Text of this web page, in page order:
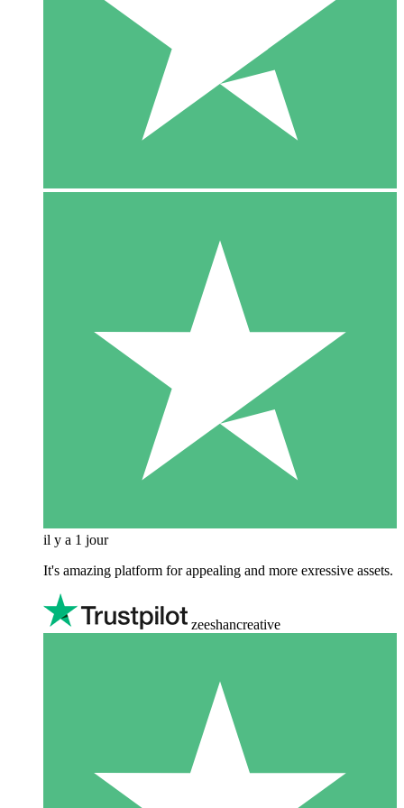
il y a 1 jour
It's amazing platform for appealing and more exressive assets.
zeeshancreative